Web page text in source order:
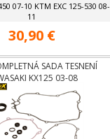
07-10 KTM EXC 125-530 08-
11
30,90 €
SADA TESNENÍ
KX125 03-08